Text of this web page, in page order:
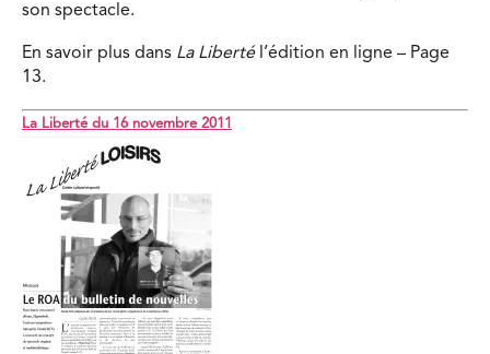
son spectacle.
En savoir plus dans La Libertél’édition en ligne – Page
13.
La Liberté du 16 novembre 2011